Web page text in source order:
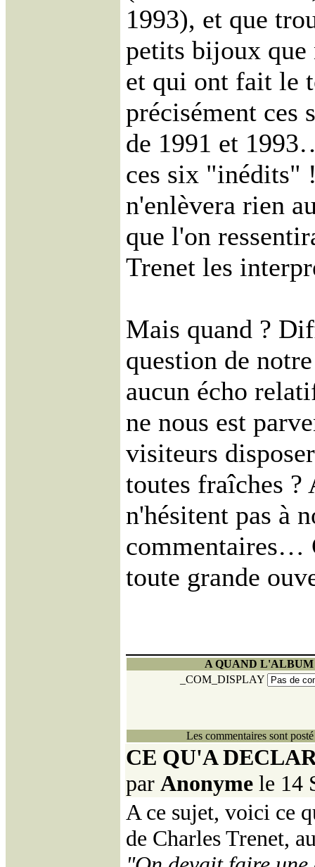
1993), et que
petits bijoux que
et qui ont fait le
précisément ces
de 1991 et
ces six "inédits"
n'enlèvera rien
que l'on
Trenet les
Mais quand ?
question de
aucun écho
ne nous est
visiteurs
toutes fraîches
n'hésitent pas à
commentaires…
toute grande
A QUAND L'ALBUM
_COM_DISPLAY
Les commentaires sont
CE QU'A
par Anonyme le 14
A ce sujet, voici ce
de Charles Trenet,